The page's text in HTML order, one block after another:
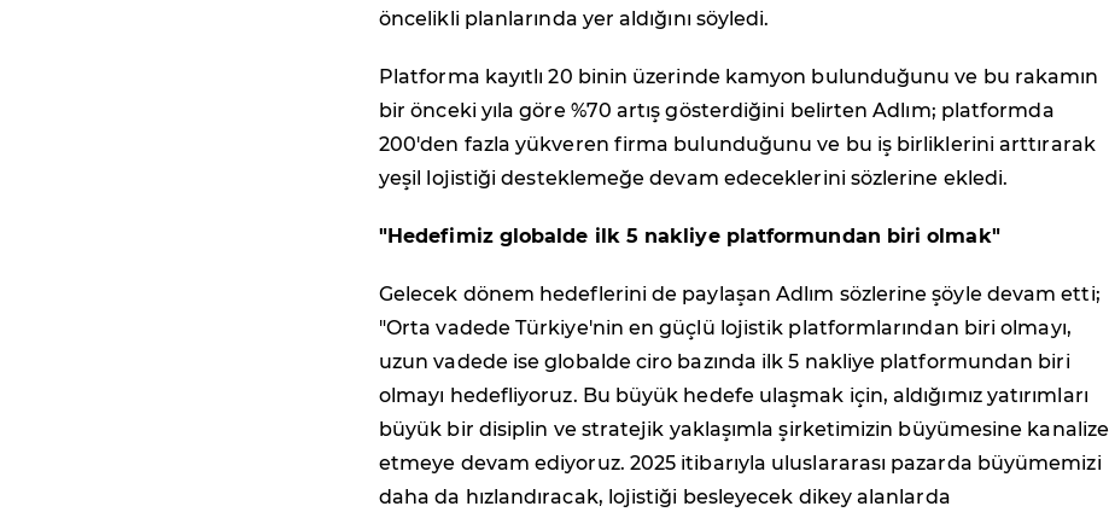
öncelikli planlarında yer aldığını söyledi.
Platforma kayıtlı 20 binin üzerinde kamyon bulunduğunu ve bu rakamın
bir önceki yıla göre %70 artış gösterdiğini belirten Adlım; platformda
200'den fazla yükveren firma bulunduğunu ve bu iş birliklerini arttırarak
yeşil lojistiği desteklemeğe devam edeceklerini sözlerine ekledi.
"Hedefimiz globalde ilk 5 nakliye platformundan biri olmak"
Gelecek dönem hedeflerini de paylaşan Adlım sözlerine şöyle devam etti;
"Orta vadede Türkiye'nin en güçlü lojistik platformlarından biri olmayı,
uzun vadede ise globalde ciro bazında ilk 5 nakliye platformundan biri
olmayı hedefliyoruz. Bu büyük hedefe ulaşmak için, aldığımız yatırımları
büyük bir disiplin ve stratejik yaklaşımla şirketimizin büyümesine kanalize
etmeye devam ediyoruz. 2025 itibarıyla uluslararası pazarda büyümemizi
daha da hızlandıracak, lojistiği besleyecek dikey alanlarda